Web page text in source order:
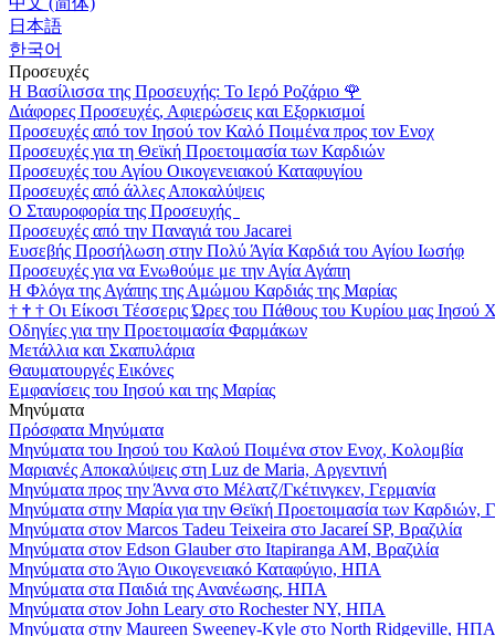
日本語
한국어
Προσευχές
Η Βασίλισσα της Προσευχής: Το Ιερό Ροζάριο 🌹
Διάφορες Προσευχές, Αφιερώσεις και Εξορκισμοί
Προσευχές από τον Ιησού τον Καλό Ποιμένα προς τον Ενοχ
Προσευχές για τη Θεϊκή Προετοιμασία των Καρδιών
Προσευχές του Αγίου Οικογενειακού Καταφυγίου
Προσευχές από άλλες Αποκαλύψεις
Ο Σταυροφορία της Προσευχής
Προσευχές από την Παναγιά του Jacarei
Ευσεβής Προσήλωση στην Πολύ Άγία Καρδιά του Αγίου Ιωσήφ
Προσευχές για να Ενωθούμε με την Αγία Αγάπη
Η Φλόγα της Αγάπης της Αμώμου Καρδιάς της Μαρίας
† † † Οι Είκοσι Τέσσερις Ώρες του Πάθους του Κυρίου μας Ιησού
Οδηγίες για την Προετοιμασία Φαρμάκων
Μετάλλια και Σκαπυλάρια
Θαυματουργές Εικόνες
Εμφανίσεις του Ιησού και της Μαρίας
Μηνύματα
Πρόσφατα Μηνύματα
Μηνύματα του Ιησού του Καλού Ποιμένα στον Ενοχ, Κολομβία
Μαριανές Αποκαλύψεις στη Luz de Maria, Αργεντινή
Μηνύματα προς την Άννα στο Μέλατζ/Γκέτινγκεν, Γερμανία
Μηνύματα στην Μαρία για την Θεϊκή Προετοιμασία των Καρδιών,
Μηνύματα στον Marcos Tadeu Teixeira στο Jacareí SP, Βραζιλία
Μηνύματα στον Edson Glauber στο Itapiranga AM, Βραζιλία
Μηνύματα στο Άγιο Οικογενειακό Καταφύγιο, ΗΠΑ
Μηνύματα στα Παιδιά της Ανανέωσης, ΗΠΑ
Μηνύματα στον John Leary στο Rochester NY, ΗΠΑ
Μηνύματα στην Maureen Sweeney-Kyle στο North Ridgeville, ΗΠΑ